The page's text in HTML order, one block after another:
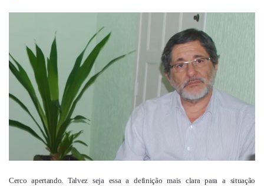
mail
Cerco apertando. Talvez seja essa a definição mais clara para a situação